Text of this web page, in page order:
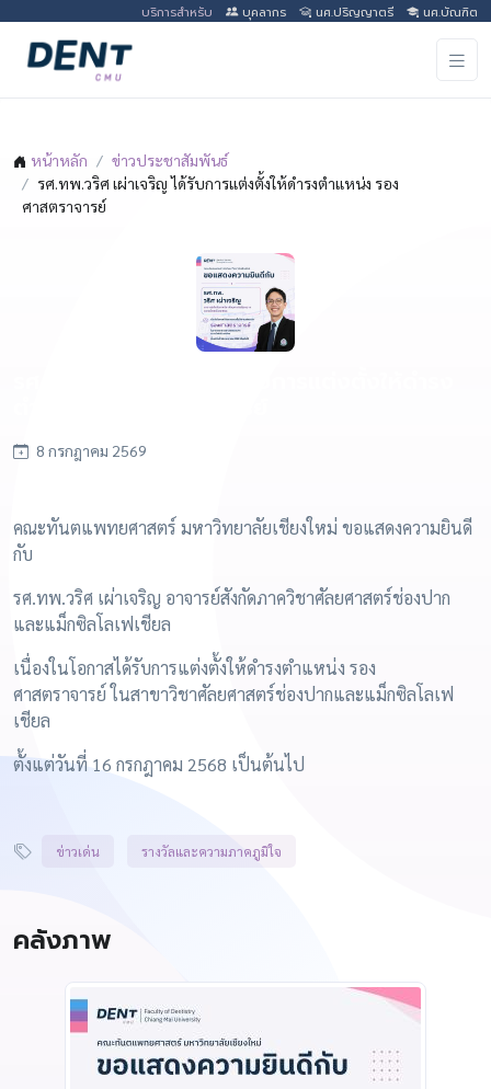
บริการสำหรับ บุคลากร นศ.ปริญญาตรี นศ.บัณฑิต
หน้าหลัก
ข่าวประชาสัมพันธ์
รศ.ทพ.วริศ เผ่าเจริญ ได้รับการแต่งตั้งให้ดำรงตำแหน่ง รอง
ศาสตราจารย์
8 กรกฎาคม 2569
คณะทันตแพทยศาสตร์ มหาวิทยาลัยเชียงใหม่ ขอแสดงความยินดี
กับ
รศ.ทพ.วริศ เผ่าเจริญ อาจารย์สังกัดภาควิชาศัลยศาสตร์ช่องปาก
และแม็กซิลโลเฟเชียล
เนื่องในโอกาสได้รับการแต่งตั้งให้ดำรงตำแหน่ง รอง
ศาสตราจารย์ ในสาขาวิชาศัลยศาสตร์ช่องปากและแม็กซิลโลเฟ
เชียล
ตั้งแต่วันที่ 16 กรกฎาคม 2568 เป็นต้นไป
ข่าวเด่น รางวัลและความภาคภูมิใจ
คลังภาพ